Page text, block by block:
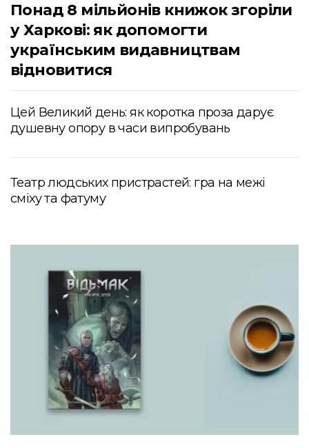
Понад 8 мільйонів книжок згоріли
у Харкові: як допомогти
українським видавництвам
відновитися
Цей Великий день: як коротка проза дарує
душевну опору в часи випробувань
Театр людських пристрастей: гра на межі
сміху та фатуму